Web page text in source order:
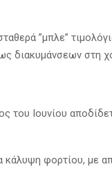
”μπλε”
διακυμάνσεων στη
του Ιουνίου
κάλυψη φορτίου, με